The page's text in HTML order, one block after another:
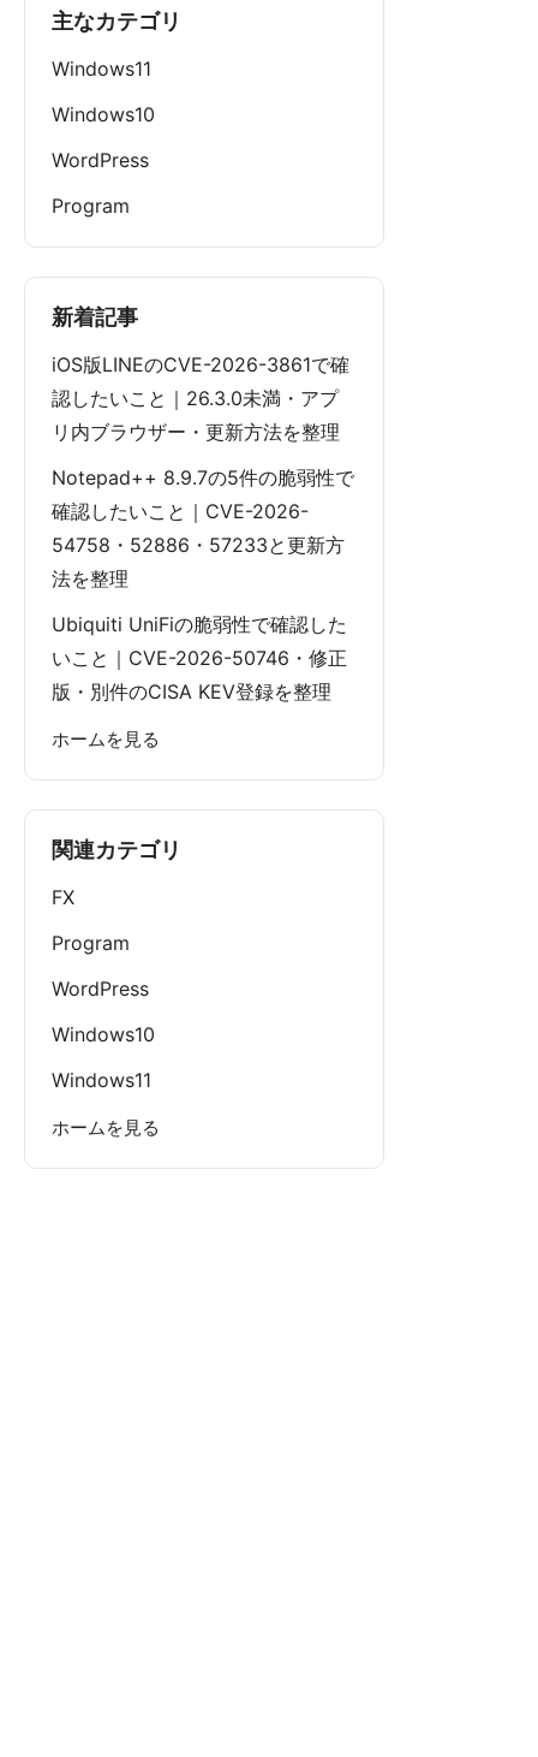
主なカテゴリ
Windows11
Windows10
WordPress
Program
新着記事
iOS版LINEのCVE-2026-3861で確
認したいこと｜26.3.0未満・アプ
リ内ブラウザー・更新方法を整理
Notepad++ 8.9.7の5件の脆弱性で
確認したいこと｜CVE-2026-
54758・52886・57233と更新方
法を整理
Ubiquiti UniFiの脆弱性で確認した
いこと｜CVE-2026-50746・修正
版・別件のCISA KEV登録を整理
ホームを見る
関連カテゴリ
FX
Program
WordPress
Windows10
Windows11
ホームを見る